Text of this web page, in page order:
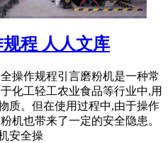
程 人人文库
操作规程引言磨粉机是一种常
化工轻工农业食品等行业中,用
质。但在使用过程中,由于操作
机也带来了一定的安全隐患。
安全操